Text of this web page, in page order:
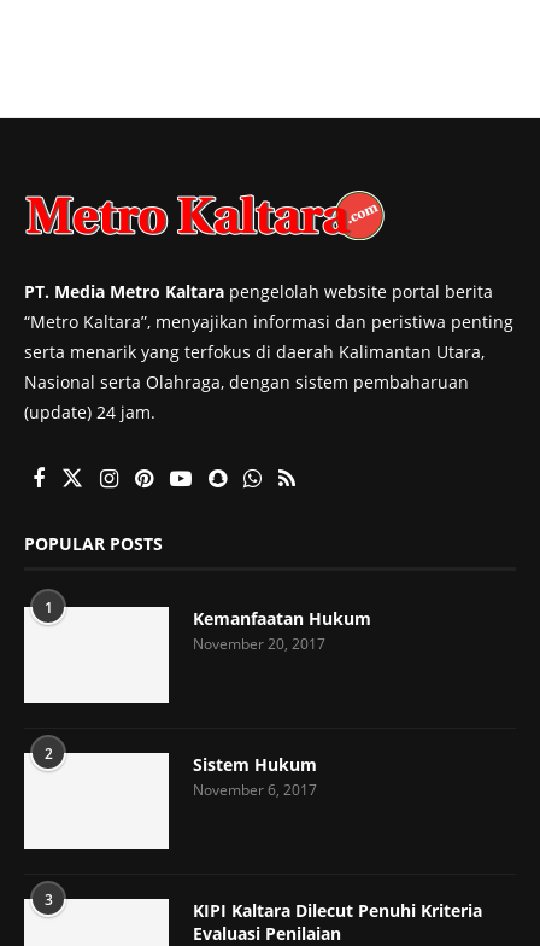
PT. Media Metro Kaltara pengelolah website portal berita
“Metro Kaltara”, menyajikan informasi dan peristiwa penting
serta menarik yang terfokus di daerah Kalimantan Utara,
Nasional serta Olahraga, dengan sistem pembaharuan
(update) 24 jam.
POPULAR POSTS
1 Kemanfaatan Hukum
November 20, 2017
2 Sistem Hukum
November 6, 2017
3
KIPI Kaltara Dilecut Penuhi Kriteria
Evaluasi Penilaian